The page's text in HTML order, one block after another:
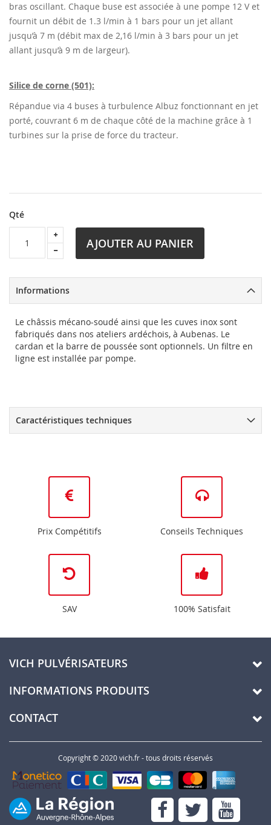
bras oscillant. Chaque buse est associée à une pompe 12 V et
fournit un débit de 1.3 l/min à 1 bars pour un jet allant
jusqu’à 7 m (débit max de 2,16 l/min à 3 bars pour un jet
allant jusqu’à 9 m de largeur).
Silice de corne (501):
Répandue via 4 buses à turbulence Albuz fonctionnant en jet
porté, couvrant 6 m de chaque côté de la machine grâce à 1
turbines sur la prise de force du tracteur.
Qté
AJOUTER AU PANIER
Informations
Le châssis mécano-soudé ainsi que les cuves inox sont
fabriqués dans nos ateliers ardéchois, à Aubenas. Le
cardan et la barre de poussée sont optionnels. Un filtre en
ligne est installée par pompe.
Caractéristiques techniques
Prix Compétitifs Conseils Techniques
SAV 100% Satisfait
VICH PULVÉRISATEURS
INFORMATIONS PRODUITS
CONTACT
Copyright © 2020 vich.fr - tous droits réservés